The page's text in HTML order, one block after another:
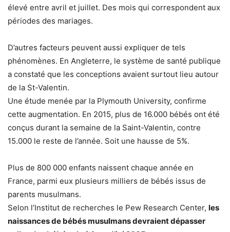
élevé entre avril et juillet. Des mois qui correspondent aux
périodes des mariages.
D’autres facteurs peuvent aussi expliquer de tels
phénomènes. En Angleterre, le système de santé publique
a constaté que les conceptions avaient surtout lieu autour
de la St-Valentin.
Une étude menée par la Plymouth University, confirme
cette augmentation. En 2015, plus de 16.000 bébés ont été
conçus durant la semaine de la Saint-Valentin, contre
15.000 le reste de l’année. Soit une hausse de 5%.
Plus de 800 000 enfants naissent chaque année en
France, parmi eux plusieurs milliers de bébés issus de
parents musulmans.
Selon l’Institut de recherches le Pew Research Center, les
naissances de bébés musulmans devraient dépasser